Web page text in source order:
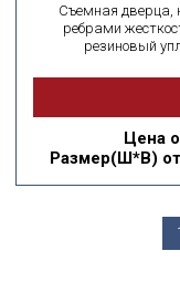
Съемная дверца,
ребрами
резиновый
Цена
Размер(Ш*В)